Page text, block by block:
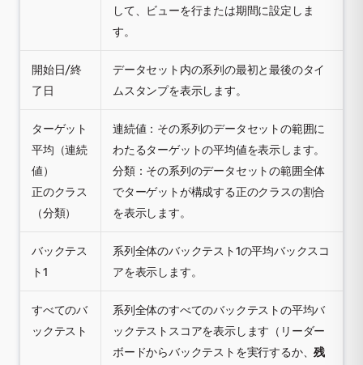
して、ビューを行または期間に設定しま
す。
開始日/終
了日
データセット内の系列の最初と最後のタイ
ムスタンプを表示します。
ターゲット
平均（連続
値）
正のクラス
（分類）
連続値：その系列のデータセットの範囲に
わたるターゲットの平均値を表示します。
分類：その系列のデータセットの範囲全体
でターゲットが構成する正のクラスの割合
を表示します。
バックテス
ト1
系列全体のバックテスト1の平均バックスコ
アを表示します。
すべてのバ
ックテスト
系列全体のすべてのバックテストの平均バ
ックテストスコアを表示します（リーダー
ボードからバックテストを実行するか、残